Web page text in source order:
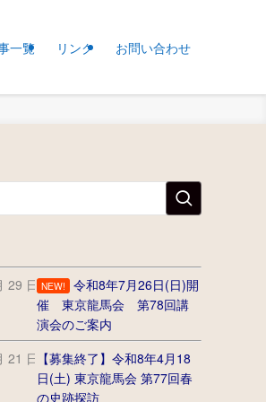
一覧 リンク お問い合わせ
29 日 NEW! 令和8年7月26日(日)開
催 東京龍馬会 第78回講
演会のご案内
21 日 【募集終了】令和8年4月18
日(土) 東京龍馬会 第77回春
の史跡探訪